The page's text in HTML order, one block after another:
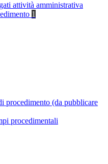
attività amministrativa
1
procedimento (da pubblicare
procedimentali